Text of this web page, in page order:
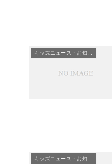
キッズニュース・お知らせ
キッズニュース・お知らせ